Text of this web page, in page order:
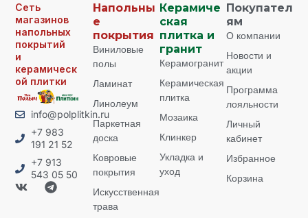
Сеть
магазинов
напольных
покрытий
и
керамическ
ой плитки
info@polplitkin.ru
+7 983
191 21 52
+7 913
543 05 50
Напольны
е
покрытия
Виниловые
полы
Ламинат
Линолеум
Паркетная
доска
Ковровые
покрытия
Искусственная
трава
Керамиче
ская
плитка и
гранит
Керамогранит
Керамическая
плитка
Мозаика
Клинкер
Укладка и
уход
Покупател
ям
О компании
Новости и
акции
Программа
лояльности
Личный
кабинет
Избранное
Корзина